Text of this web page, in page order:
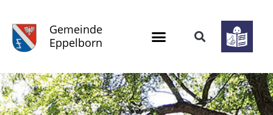
Gemeinde
Eppelborn